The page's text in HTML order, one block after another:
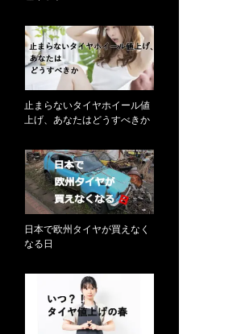
止まらないタイヤホイール値
上げ、あなたはどうすべきか
日本で欧州タイヤが買えなく
なる日